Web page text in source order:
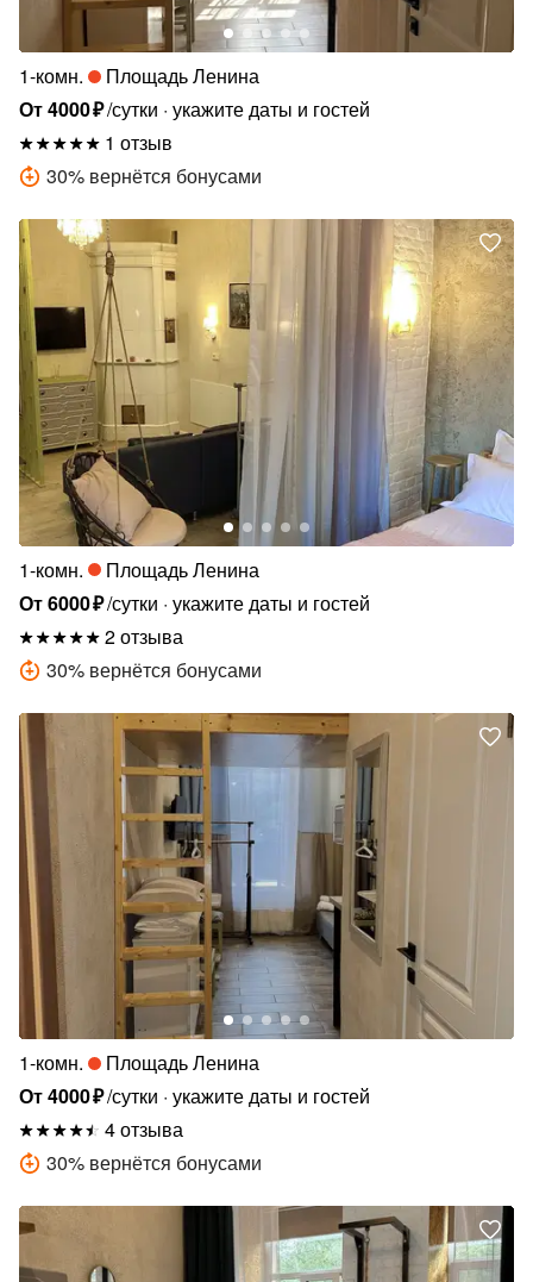
1-комн.
Площадь Ленина
От4000₽/сутки укажите даты и гостей
1 отзыв
30% вернётся бонусами
1-комн.
Площадь Ленина
От6000₽/сутки укажите даты и гостей
2 отзыва
30% вернётся бонусами
1-комн.
Площадь Ленина
От4000₽/сутки укажите даты и гостей
4 отзыва
30% вернётся бонусами